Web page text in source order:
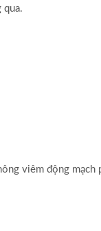
qua.
viêm động mạch